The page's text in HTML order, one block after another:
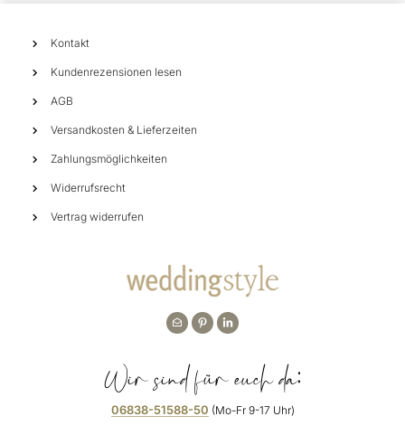
Kontakt
Kundenrezensionen lesen
AGB
Versandkosten & Lieferzeiten
Zahlungsmöglichkeiten
Widerrufsrecht
Vertrag widerrufen
Wir sind für euch da:
06838-51588-50 (Mo-Fr 9-17 Uhr)